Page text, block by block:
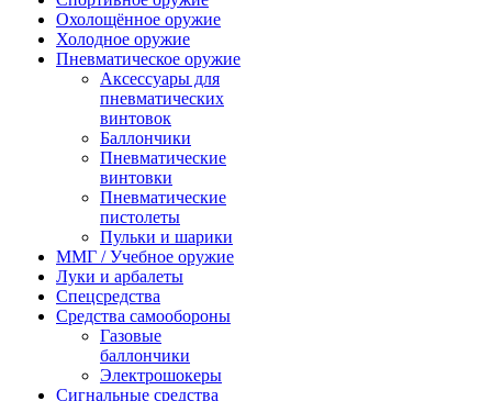
Охолощённое оружие
Холодное оружие
Пневматическое оружие
Аксессуары для
пневматических
винтовок
Баллончики
Пневматические
винтовки
Пневматические
пистолеты
Пульки и шарики
ММГ / Учебное оружие
Луки и арбалеты
Спецсредства
Средства самообороны
Газовые
баллончики
Электрошокеры
Сигнальные средства